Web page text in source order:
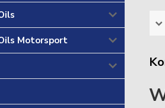
Motorsport